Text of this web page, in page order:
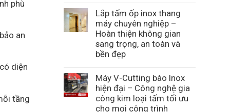
phù
an
diện
tầng
Lắp tấm ốp inox thang
máy chuyên nghiệp –
Hoàn thiện không gian
sang trọng, an toàn và
bền đẹp
Máy V-Cutting bào Inox
hiện đại – Công nghệ gia
công kim loại tấm tối ưu
cho mọi công trình